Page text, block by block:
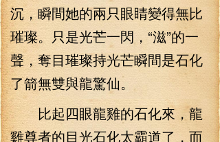
沉，瞬間她的兩只眼睛變得無比
璀璨。只是光芒一閃，“滋”的一
聲，奪目璀璨持光芒瞬間是石化
了箭無雙與龍驚仙。
比起四眼龍雞的石化來，龍
雞尊者的目光石化太霸道了，而